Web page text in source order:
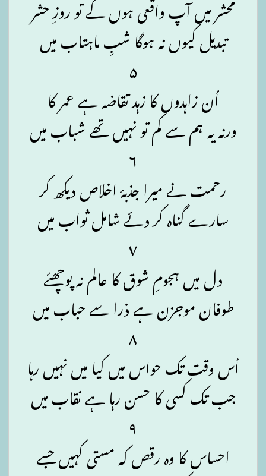
محشر میں آپ واقعی ہوں گے تو روزِ حشر
تبدیل کیوں نہ ہوگا شبِ ماہتاب میں
۵
اُن زاہدوں کا زہد تقاضہ ہے عمر کا
ورنہ یہ ہم سے کم تو نہیں تھے شباب میں
۶
رحمت نے میرا جذبۂ اخلاص دیکھ کر
سارے گناہ کر دئے شامل ثواب میں
۷
دل میں ہجومِ شوق کا عالم نہ پوچھئے
طوفان موجزن ہے ذرا سے حباب میں
۸
اُس وقت تک حواس میں کیا میں نہیں رہا
جب تک کسی کا حسن رہا ہے نقاب میں
۹
احساس کا وہ رقص کہ مستی کہیں جسے